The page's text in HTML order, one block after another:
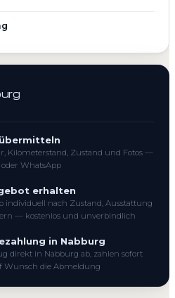
Kilometerstand, Zustand und Fotos —
WhatsApp
erhalten
individuell nach Zustand, Ausstattung
— kostenlos und unverbindlich
in Nabburg
direkt in Nabburg ab, zahlen sofort
Wunsch die Abmeldung